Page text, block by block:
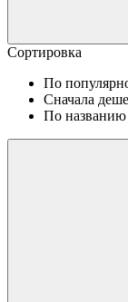
Сортировка
По
Сначала
По названию